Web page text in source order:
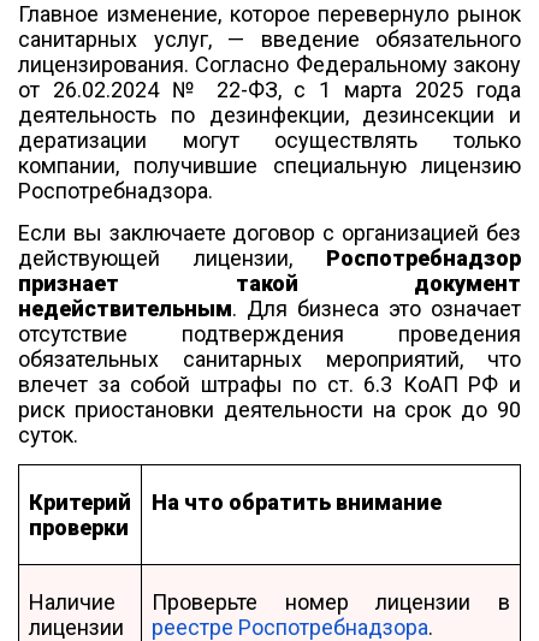
Главное изменение, которое перевернуло рынок
санитарных услуг, — введение обязательного
лицензирования. Согласно Федеральному закону
от 26.02.2024 № 22-ФЗ, с 1 марта 2025 года
деятельность по дезинфекции, дезинсекции и
дератизации могут осуществлять только
компании, получившие специальную лицензию
Роспотребнадзора.
Если вы заключаете договор с организацией без
действующей лицензии, Роспотребнадзор
признает такой документ
недействительным. Для бизнеса это означает
отсутствие подтверждения проведения
обязательных санитарных мероприятий, что
влечет за собой штрафы по ст. 6.3 КоАП РФ и
риск приостановки деятельности на срок до 90
суток.
Критерий
проверки
На что обратить внимание
Наличие
лицензии
Проверьте номер лицензии в
реестре Роспотребнадзора.